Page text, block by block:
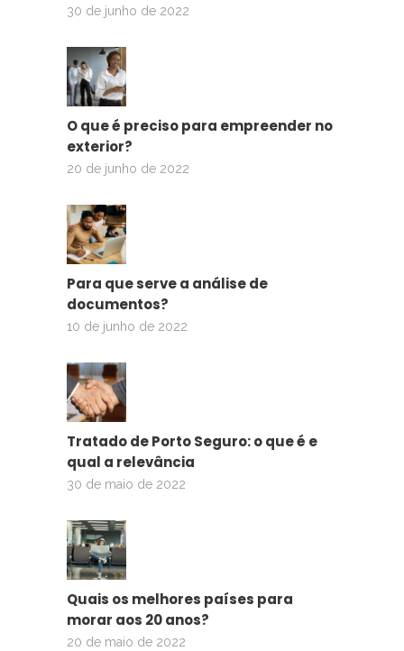
30 de junho de 2022
O que é preciso para empreender no
exterior?
20 de junho de 2022
Para que serve a análise de
documentos?
10 de junho de 2022
Tratado de Porto Seguro: o que é e
qual a relevância
30 de maio de 2022
Quais os melhores países para
morar aos 20 anos?
20 de maio de 2022